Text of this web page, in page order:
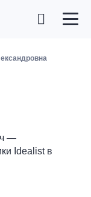
—
Idealist в